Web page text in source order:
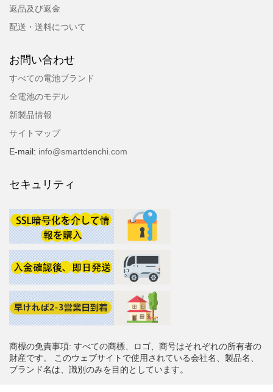
返品及び返金
配送・送料について
お問い合わせ
すべての電池ブランド
全電池のモデル
新製品情報
サイトマップ
E-mail: info@smartdenchi.com
セキュリティ
商標の免責事項: すべての商標、ロゴ、商号はそれぞれの所有者の
財産です。 このウェブサイトで使用されている会社名、製品名、
ブランド名は、識別のみを目的としています。